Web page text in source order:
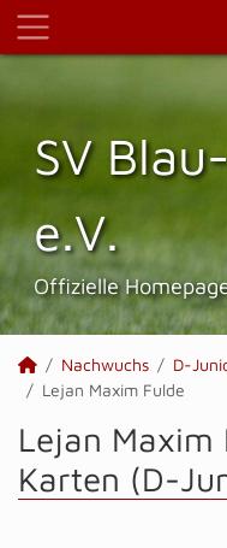
SV
e.V.
Offizielle
Nachwuchs D-
Lejan Maxim Fulde
Lejan Maxim
Karten (D-